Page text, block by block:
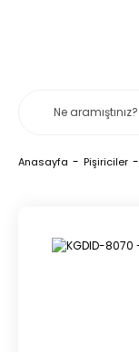
Anasayfa Pişiriciler